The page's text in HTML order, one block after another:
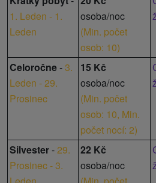
1. Leden - 1.
Leden
osoba/noc
(Min. počet
osob: 10)
Celoročne-3.
Leden - 29.
Prosinec
15 Kč
osoba/noc
(Min. počet
osob: 10, Min.
počet nocí: 2)
Silvester-29.
Prosinec - 3.
22 Kč
osoba/noc